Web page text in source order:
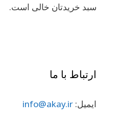
سبد خریدتان خالی است.
ارتباط با ما
ایمیل: info@akay.ir